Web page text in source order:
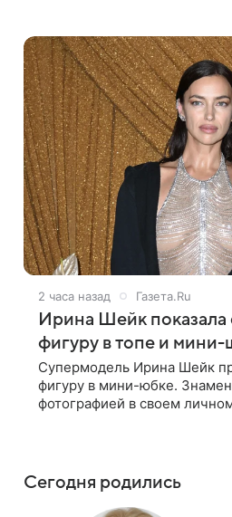
2 часа назад Газета.Ru
Ирина Шейк показала
фигуру в топе и мини-
Супермодель Ирина Шейк
фигуру в мини-юбке.
фотографией в своем
Сегодня родились